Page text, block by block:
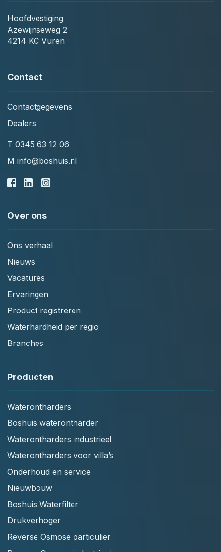
Hoofdvestiging
Azewijnseweg 2
4214 KC Vuren
Contact
Contactgegevens
Dealers
T 0345 63 12 06
M info@boshuis.nl
Over ons
Ons verhaal
Nieuws
Vacatures
Ervaringen
Product registreren
Waterhardheid per regio
Branches
Producten
Waterontharders
Boshuis waterontharder
Waterontharders industrieel
Waterontharders voor villa’s
Onderhoud en service
Nieuwbouw
Boshuis Waterfilter
Drukverhoger
Reverse Osmose particulier